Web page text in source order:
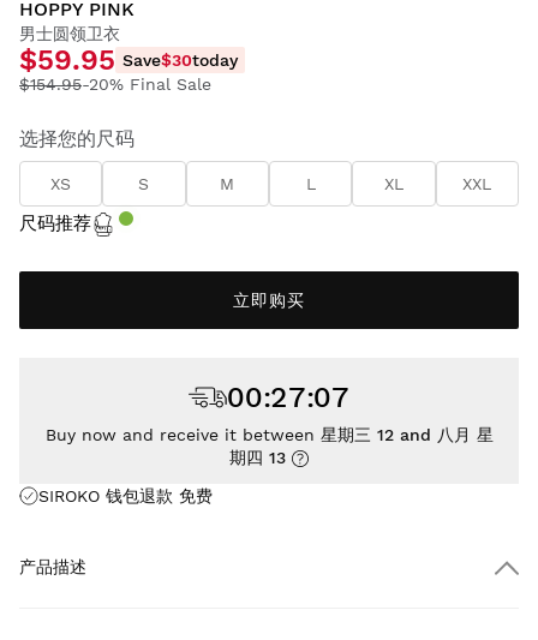
HOPPY PINK
男士圆领卫衣
$59.95 Save$30today
$154.95-20% Final Sale
选择您的尺码
XS S M L XL XXL
尺码推荐
立即购买
SIROKO 钱包退款 免费
00:27:07
Buy now and receive it between 星期三 12 and 八月 星
期四 13
产品描述